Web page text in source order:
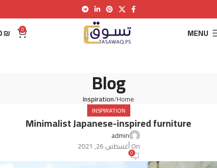
MENU
0
₪
BlogHome
Inspiration
INSPIRATION
Minimalist Japanese-inspired furniture
admin
On أغسطس 26, 2021
0